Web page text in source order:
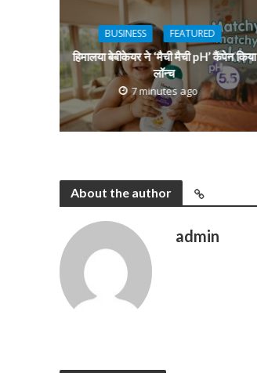
BUSINESS FEATURED
हिमालया बेबीकेयर ने ‘मैची मैची pH’ कैंपेन किया
लॉन्च
7 minutes ago
About the author
admin